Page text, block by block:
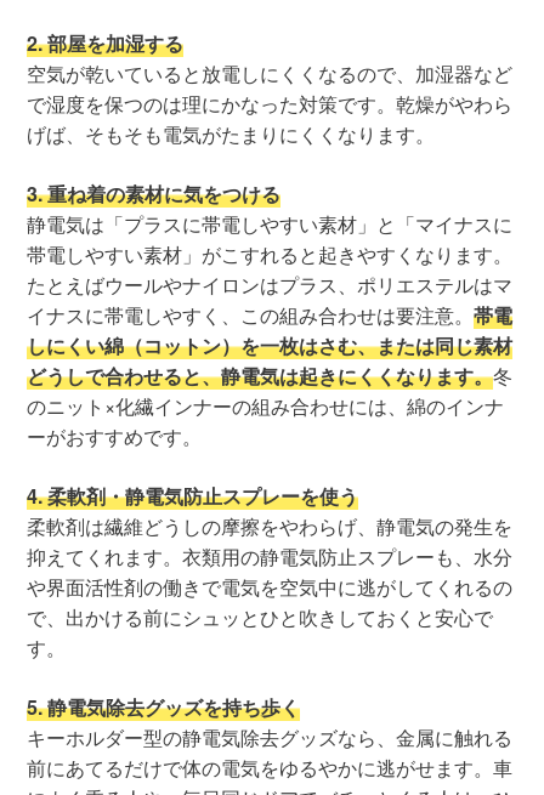
2. 部屋を加湿する
空気が乾いていると放電しにくくなるので、加湿器など
で湿度を保つのは理にかなった対策です。乾燥がやわら
げば、そもそも電気がたまりにくくなります。
3. 重ね着の素材に気をつける
静電気は「プラスに帯電しやすい素材」と「マイナスに
帯電しやすい素材」がこすれると起きやすくなります。
たとえばウールやナイロンはプラス、ポリエステルはマ
イナスに帯電しやすく、この組み合わせは要注意。帯電
しにくい綿（コットン）を一枚はさむ、または同じ素材
どうしで合わせると、静電気は起きにくくなります。冬
のニット×化繊インナーの組み合わせには、綿のインナ
ーがおすすめです。
4. 柔軟剤・静電気防止スプレーを使う
柔軟剤は繊維どうしの摩擦をやわらげ、静電気の発生を
抑えてくれます。衣類用の静電気防止スプレーも、水分
や界面活性剤の働きで電気を空気中に逃がしてくれるの
で、出かける前にシュッとひと吹きしておくと安心で
す。
5. 静電気除去グッズを持ち歩く
キーホルダー型の静電気除去グッズなら、金属に触れる
前にあてるだけで体の電気をゆるやかに逃がせます。車